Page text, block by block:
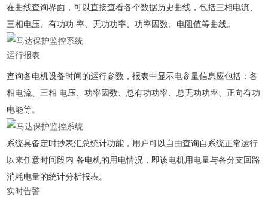
在曲线查询界⾯，可以直接查看各个数据历史曲线，包括三相电流、
三相电压、有功功 率、⽆功功率、功率因数、电阻值等曲线。
运⾏报表
查询各电机设备时间的运⾏参数，报表中显示电参量信息应包括：各
相电流、三相 电压、功率因数、总有功功率、总⽆功功率、正向有功
电能等。
系统具备定时抄表汇总统计功能，⽤户可以⾃由查询⾃系统正常运⾏
以来任意时间段内 各电机的⽤电情况，即该电机⽤电量与各分⽀回路
消耗电量的统计分析报表。
实时告警